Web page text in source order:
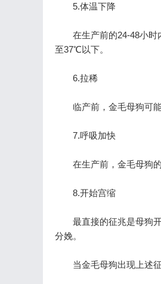
5.体温下降
在生产前的24-48小时内
至37℃以下。
6.拉稀
临产前，金毛母狗可能
7.呼吸加快
在生产前，金毛母狗的
8.开始宫缩
最直接的征兆是母狗开
分娩。
当金毛母狗出现上述征